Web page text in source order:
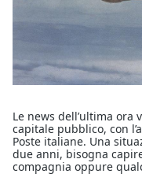
Le news dell’ultima ora
capitale pubblico, con
Poste italiane. Una
due anni, bisogna
compagnia oppure